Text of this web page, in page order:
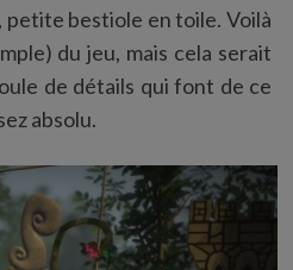
petite bestiole en toile. Voilà
du jeu, mais cela serait
de détails qui font de ce
absolu.